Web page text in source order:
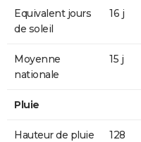
Equivalent jours
de soleil
16 j
Moyenne
nationale
15 j
Pluie
Hauteur de pluie
128